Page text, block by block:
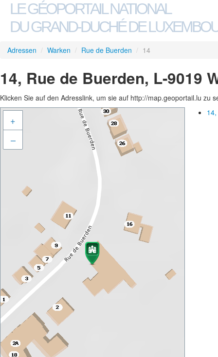
LE GÉOPORTAIL NATIONAL
DU GRAND-DUCHÉ DE
Adressen / Warken / Rue de Buerden / 14
14, Rue de Buerden, L-9019
Klicken Sie auf den Adresslink, um sie auf http://map.geoportail.lu zu
+
–